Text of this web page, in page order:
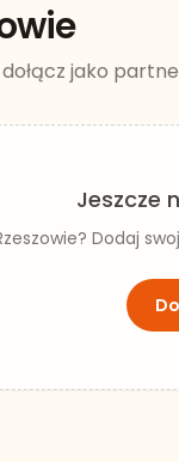
jako
Jeszcze
? Dodaj